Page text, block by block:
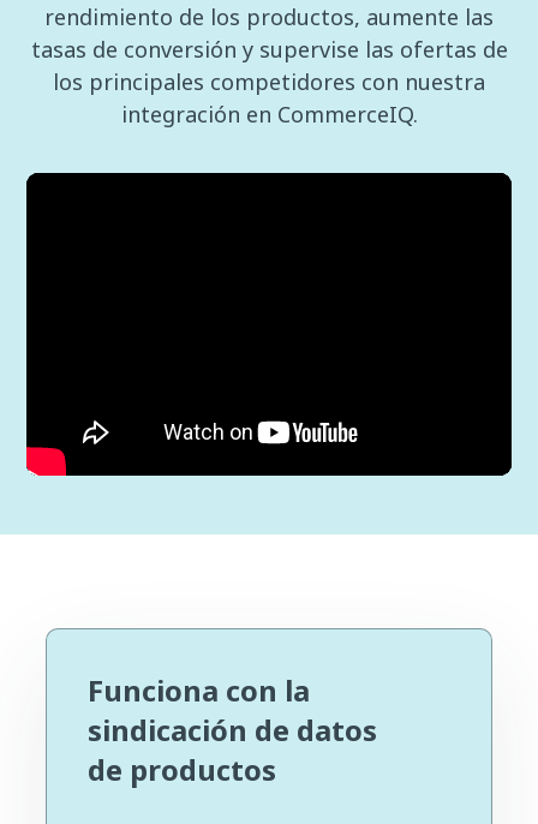
rendimiento de los productos, aumente las
tasas de conversión y supervise las ofertas de
los principales competidores con nuestra
integración en CommerceIQ.
Funciona con la
sindicación de datos
de productos